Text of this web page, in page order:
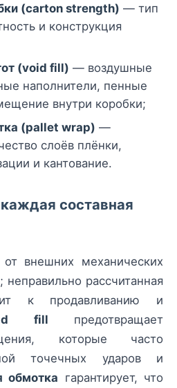
(carton strength) — тип
и конструкция
(void fill) — воздушные
наполнители, пенные
внутри коробки;
(pallet wrap) —
слоёв плёнки,
и кантование.
составная
внешних механических
неправильно рассчитанная
к продавливанию и
fill предотвращает
которые часто
точечных ударов и
обмотка гарантирует, что